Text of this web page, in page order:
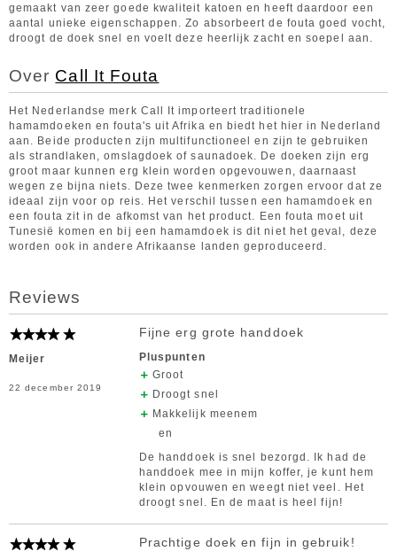
gemaakt van zeer goede kwaliteit katoen en heeft daardoor een
aantal unieke eigenschappen. Zo absorbeert de fouta goed vocht,
droogt de doek snel en voelt deze heerlijk zacht en soepel aan.
Over Call It Fouta
Het Nederlandse merk Call It importeert traditionele
hamamdoeken en fouta's uit Afrika en biedt het hier in Nederland
aan. Beide producten zijn multifunctioneel en zijn te gebruiken
als strandlaken, omslagdoek of saunadoek. De doeken zijn erg
groot maar kunnen erg klein worden opgevouwen, daarnaast
wegen ze bijna niets. Deze twee kenmerken zorgen ervoor dat ze
ideaal zijn voor op reis. Het verschil tussen een hamamdoek en
een fouta zit in de afkomst van het product. Een fouta moet uit
Tunesië komen en bij een hamamdoek is dit niet het geval, deze
worden ook in andere Afrikaanse landen geproduceerd.
Reviews
Meijer
22 december 2019
Fijne erg grote handdoek
Pluspunten
Groot
Droogt snel
Makkelijk meenem
en
De handdoek is snel bezorgd. Ik had de
handdoek mee in mijn koffer, je kunt hem
klein opvouwen en weegt niet veel. Het
droogt snel. En de maat is heel fijn!
Prachtige doek en fijn in gebruik!